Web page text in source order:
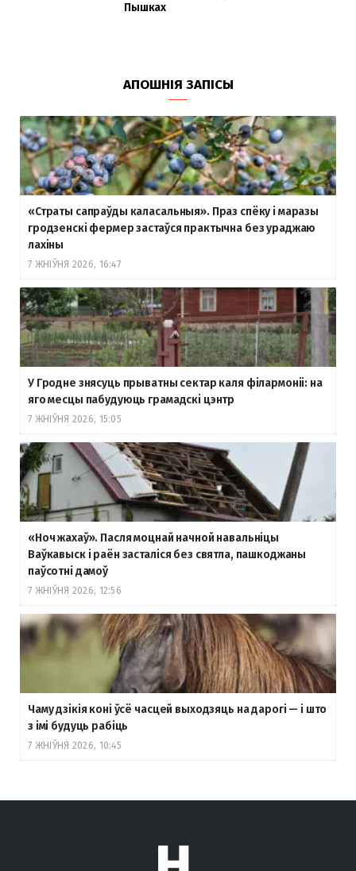
Пышках
АПОШНІЯ ЗАПІСЫ
«Страты сапраўды каласальныя». Праз спёку і маразы
гродзенскі фермер застаўся практычна без ураджаю
лахіны
7 ЖНІЎНЯ 2026, 16:47
У Гродне знясуць прыватны сектар каля філармоніі: на
яго месцы пабудуюць грамадскі цэнтр
7 ЖНІЎНЯ 2026, 15:05
«Ноч жахаў». Пасля моцнай начной навальніцы
Ваўкавыск і раён засталіся без святла, пашкоджаны
паўсотні дамоў
7 ЖНІЎНЯ 2026, 12:56
Чаму дзікія коні ўсё часцей выходзяць на дарогі — і што
з імі будуць рабіць
7 ЖНІЎНЯ 2026, 10:45